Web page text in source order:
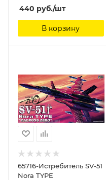
440 руб./шт
В корзину
65716-Истребитель SV-51
Nora TYPE